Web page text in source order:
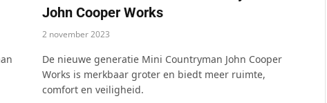
John Cooper Works
2 november 2023
De nieuwe generatie Mini Countryman John Cooper
Works is merkbaar groter en biedt meer ruimte,
comfort en veiligheid.